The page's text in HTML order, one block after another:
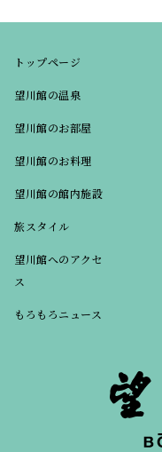
トップページ
望川館の温泉
望川館のお部屋
望川館のお料理
望川館の館内施設
旅スタイル
望川館へのアクセ
ス
もろもろニュース